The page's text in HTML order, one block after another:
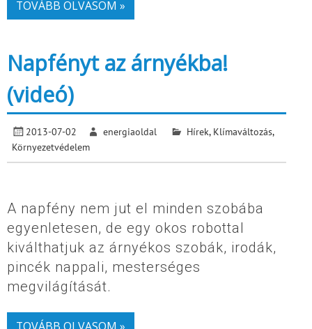
TOVÁBB OLVASOM »
Napfényt az árnyékba!
(videó)
2013-07-02 energiaoldal Hírek, Klímaváltozás,
Környezetvédelem
A napfény nem jut el minden szobába
egyenletesen, de egy okos robottal
kiválthatjuk az árnyékos szobák, irodák,
pincék nappali, mesterséges
megvilágítását.